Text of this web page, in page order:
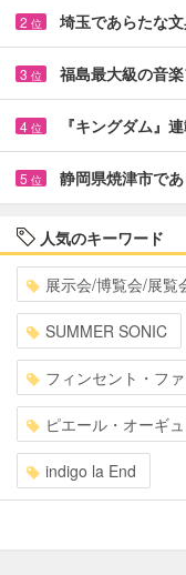
2 位 埼玉であらたな
3 位 福島最大級の音
4 位 『キングダム』
5 位 静岡県焼津市で
人気のキーワード
展示会/博覧会/展覧
SUMMER SONIC
フィンセント・フ
ピエール・オーギ
indigo la End